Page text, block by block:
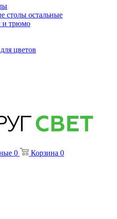
столы остальные
и трюмо
цветов
0 Корзина 0